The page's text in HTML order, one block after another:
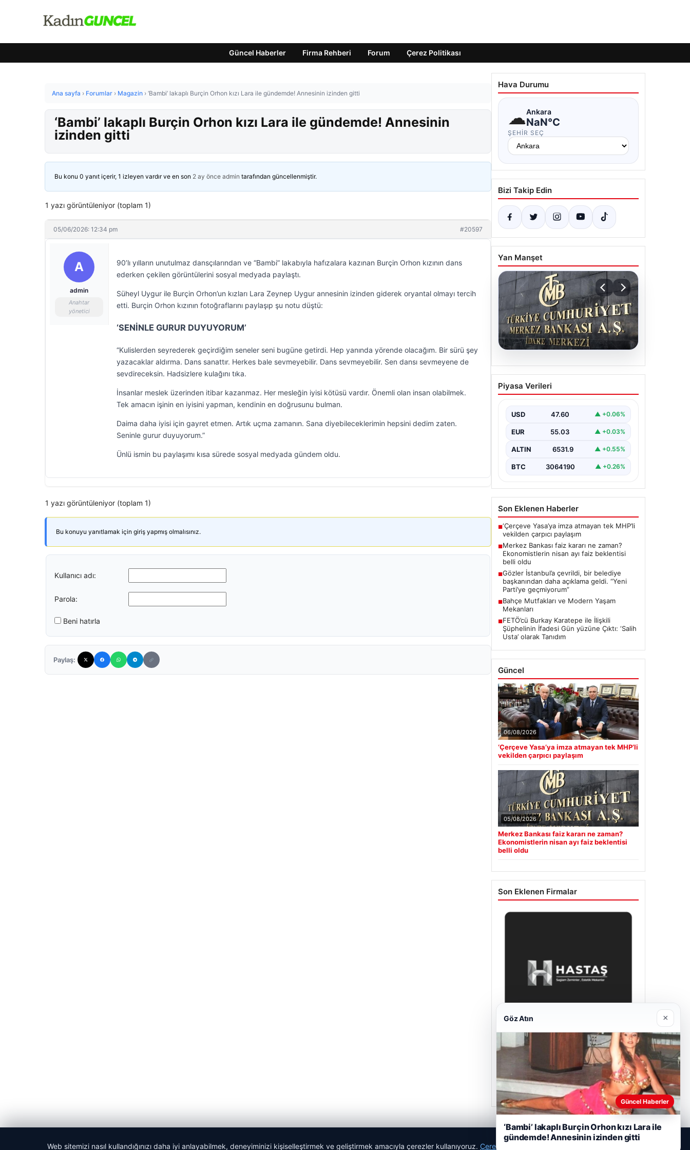
Güncel Haberler Firma Rehberi Forum Çerez Politikası
Ana sayfa › Forumlar › Magazin › ‘Bambi’ lakaplı Burçin Orhon kızı Lara ile gündemde! Annesinin izinden gitti
‘Bambi’ lakaplı Burçin Orhon kızı Lara ile gündemde! Annesinin
izinden gitti
Bu konu 0 yanıt içerir, 1 izleyen vardır ve en son 2 ay önce admin tarafından güncellenmiştir.
1 yazı görüntüleniyor (toplam 1)
05/06/2026: 12:34 pm #20597
A
admin
Anahtar
yönetici
90’lı yılların unutulmaz dansçılarından ve “Bambi” lakabıyla hafızalara kazınan Burçin Orhon kızının dans
ederken çekilen görüntülerini sosyal medyada paylaştı.
Süheyl Uygur ile Burçin Orhon’un kızları Lara Zeynep Uygur annesinin izinden giderek oryantal olmayı tercih
etti. Burçin Orhon kızının fotoğraflarını paylaşıp şu notu düştü:
‘SENİNLE GURUR DUYUYORUM’
“Kulislerden seyrederek geçirdiğim seneler seni bugüne getirdi. Hep yanında yörende olacağım. Bir sürü şey
yazacaklar aldırma. Dans sanattır. Herkes bale sevmeyebilir. Dans sevmeyebilir. Sen dansı sevmeyene de
sevdireceksin. Hadsizlere kulağını tıka.
İnsanlar meslek üzerinden itibar kazanmaz. Her mesleğin iyisi kötüsü vardır. Önemli olan insan olabilmek.
Tek amacın işinin en iyisini yapman, kendinin en doğrusunu bulman.
Daima daha iyisi için gayret etmen. Artık uçma zamanın. Sana diyebileceklerimin hepsini dedim zaten.
Seninle gurur duyuyorum.”
Ünlü ismin bu paylaşımı kısa sürede sosyal medyada gündem oldu.
1 yazı görüntüleniyor (toplam 1)
Bu konuyu yanıtlamak için giriş yapmış olmalısınız.
Kullanıcı adı:
Parola:
Beni hatırla
Paylaş:
Hava Durumu
☁Ankara
NaN°C
ŞEHIR SEÇ
Bizi Takip Edin
Yan Manşet
Merkez Bankası faiz kararı
ne zaman? Ekonomistlerin
belli oldu
Piyasa Verileri
USD 47.60 ▲ +0.06%
EUR 55.03 ▲ +0.03%
ALTIN 6531.9 ▲ +0.55%
BTC 3064190 ▲ +0.26%
Son Eklenen Haberler
■‘Çerçeve Yasa’ya imza atmayan tek MHP’li
vekilden çarpıcı paylaşım
■Merkez Bankası faiz kararı ne zaman?
Ekonomistlerin nisan ayı faiz beklentisi
belli oldu
■Gözler İstanbul’a çevrildi, bir belediye
başkanından daha açıklama geldi. “Yeni
Parti’ye geçmiyorum”
■Bahçe Mutfakları ve Modern Yaşam
Mekanları
■FETÖ’cü Burkay Karatepe ile İlişkili
Şüphelinin İfadesi Gün yüzüne Çıktı: ‘Salih
Usta’ olarak Tanıdım
Güncel
06/08/2026
‘Çerçeve Yasa’ya imza atmayan tek MHP’li
vekilden çarpıcı paylaşım
05/08/2026
Merkez Bankası faiz kararı ne zaman?
Ekonomistlerin nisan ayı faiz beklentisi
belli oldu
Son Eklenen Firmalar
Hastaş Beton
26/05/2026
Web sitemizi nasıl kullandığınızı daha iyi anlayabilmek, deneyiminizi kişiselleştirmek ve geliştirmek amacıyla çerezler kullanıyoruz. Çerez Politikamız
Göz Atın ×
Güncel Haberler
‘Bambi’ lakaplı Burçin Orhon kızı Lara ile
gündemde! Annesinin izinden gitti